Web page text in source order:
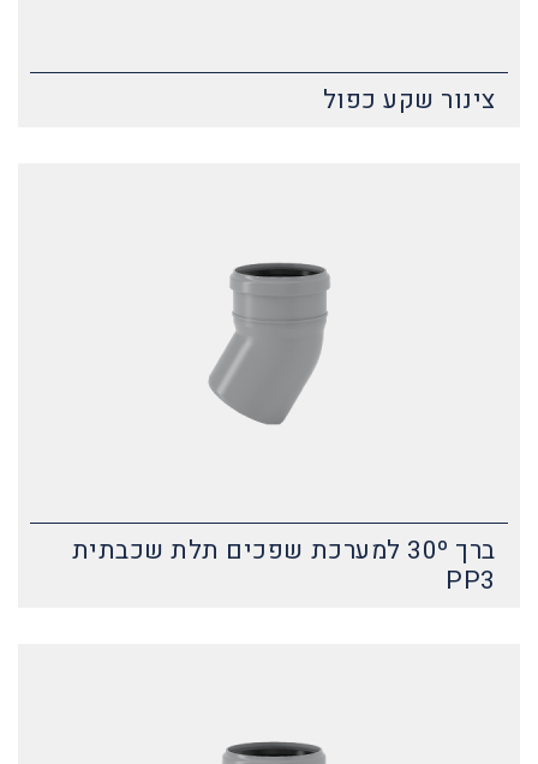
צינור שקע כפול
ברך 30º למערכת שפכים תלת שכבתית
PP3